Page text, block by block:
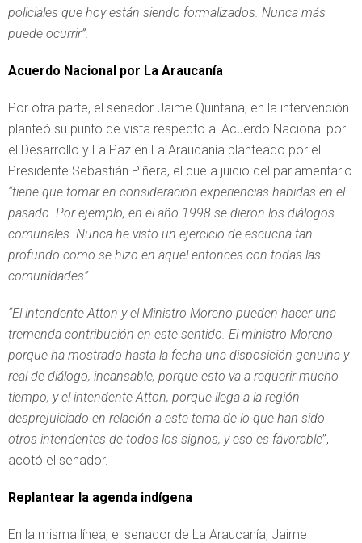
policiales que hoy están siendo formalizados. Nunca más
puede ocurrir”.
Acuerdo Nacional por La Araucanía
Por otra parte, el senador Jaime Quintana, en la intervención
planteó su punto de vista respecto al Acuerdo Nacional por
el Desarrollo y La Paz en La Araucanía planteado por el
Presidente Sebastián Piñera, el que a juicio del parlamentario
“tiene que tomar en consideración experiencias habidas en el
pasado. Por ejemplo, en el año 1998 se dieron los diálogos
comunales. Nunca he visto un ejercicio de escucha tan
profundo como se hizo en aquel entonces con todas las
comunidades”.
“El intendente Atton y el Ministro Moreno pueden hacer una
tremenda contribución en este sentido. El ministro Moreno
porque ha mostrado hasta la fecha una disposición genuina y
real de diálogo, incansable, porque esto va a requerir mucho
tiempo, y el intendente Atton, porque llega a la región
desprejuiciado en relación a este tema de lo que han sido
otros intendentes de todos los signos, y eso es favorable”,
acotó el senador.
Replantear la agenda indígena
En la misma línea, el senador de La Araucanía, Jaime